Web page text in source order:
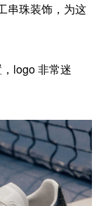
串珠装饰，为这
logo 非常迷